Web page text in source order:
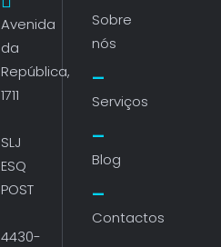
Avenida
da
República,
1711
SLJ
ESQ
POST
4430-
Sobre
nós
Serviços
Blog
Contactos